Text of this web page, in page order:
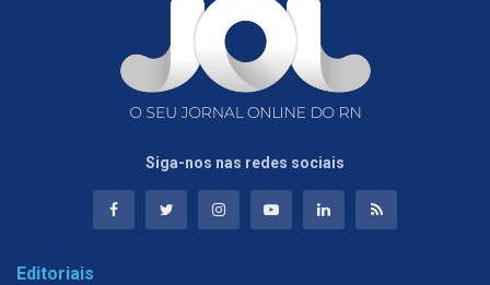
Siga-nos nas redes sociais
Editoriais